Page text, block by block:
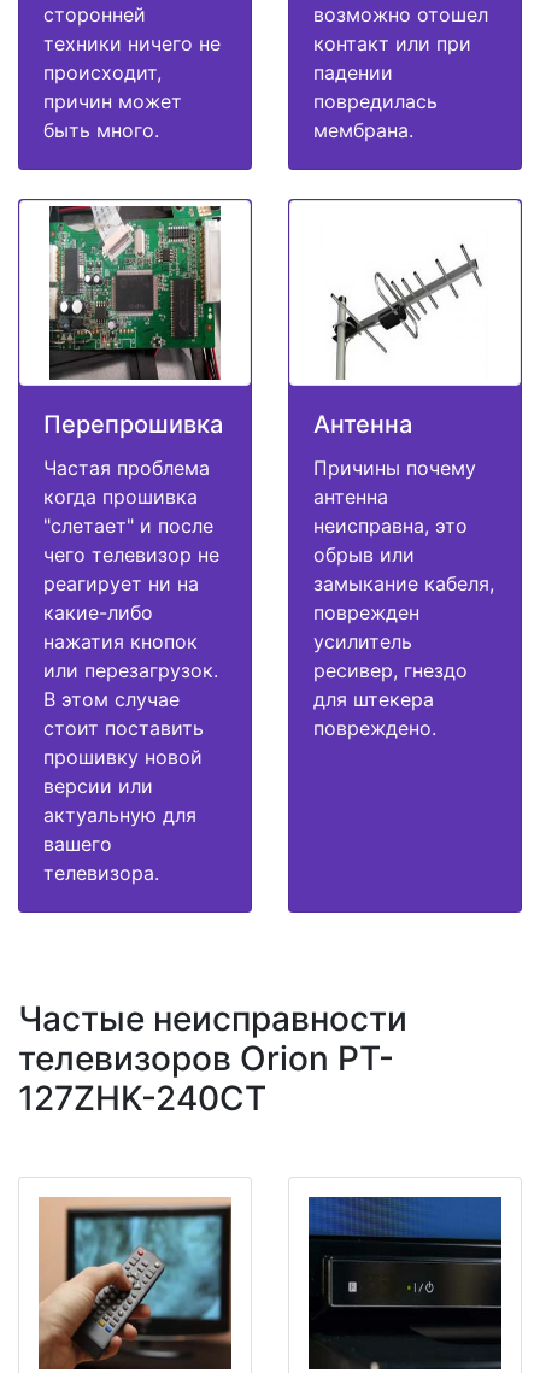
сторонней
техники ничего не
происходит,
причин может
быть много.
возможно отошел
контакт или при
падении
повредилась
мембрана.
Перепрошивка
Частая проблема
когда прошивка
"слетает" и после
чего телевизор не
реагирует ни на
какие-либо
нажатия кнопок
или перезагрузок.
В этом случае
стоит поставить
прошивку новой
версии или
актуальную для
вашего
телевизора.
Антенна
Причины почему
антенна
неисправна, это
обрыв или
замыкание кабеля,
поврежден
усилитель
ресивер, гнездо
для штекера
повреждено.
Частые неисправности
телевизоров Orion PT-
127ZHK-240CT